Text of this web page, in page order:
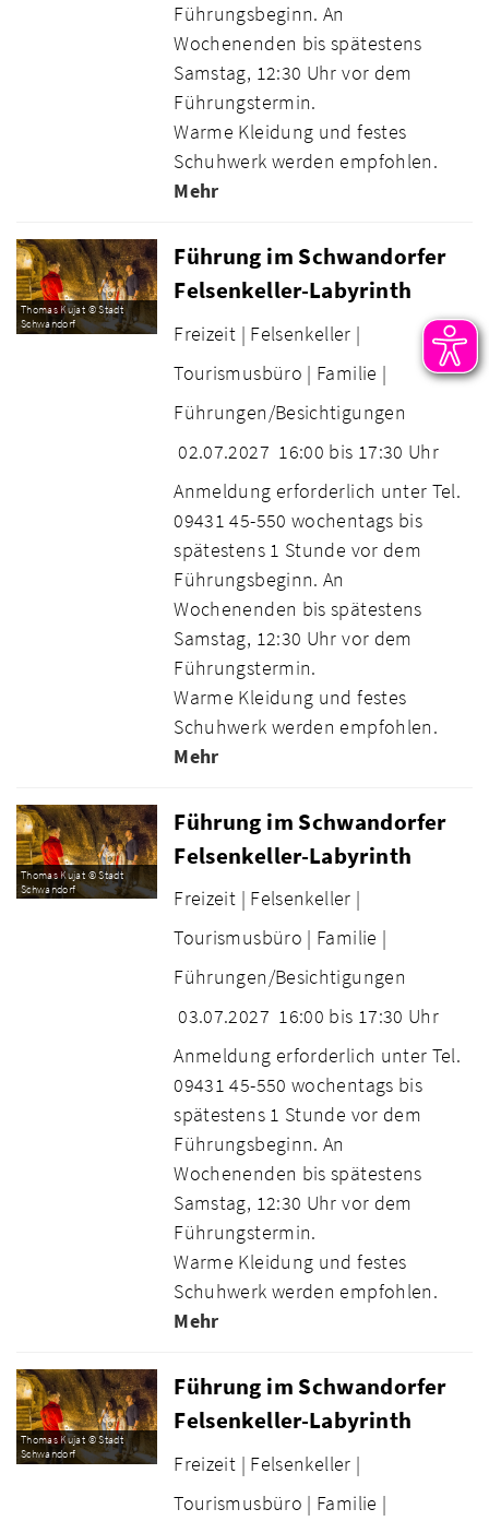
Führungsbeginn. An
Wochenenden bis spätestens
Samstag, 12:30 Uhr vor dem
Führungstermin.
Warme Kleidung und festes
Schuhwerk werden empfohlen.
Mehr
Thomas Kujat © Stadt
Schwandorf
Führung im Schwandorfer
Felsenkeller-Labyrinth
Freizeit | Felsenkeller |
Tourismusbüro | Familie |
Führungen/Besichtigungen
02.07.2027 16:00 bis 17:30 Uhr
Anmeldung erforderlich unter Tel.
09431 45-550 wochentags bis
spätestens 1 Stunde vor dem
Führungsbeginn. An
Wochenenden bis spätestens
Samstag, 12:30 Uhr vor dem
Führungstermin.
Warme Kleidung und festes
Schuhwerk werden empfohlen.
Mehr
Thomas Kujat © Stadt
Schwandorf
Führung im Schwandorfer
Felsenkeller-Labyrinth
Freizeit | Felsenkeller |
Tourismusbüro | Familie |
Führungen/Besichtigungen
03.07.2027 16:00 bis 17:30 Uhr
Anmeldung erforderlich unter Tel.
09431 45-550 wochentags bis
spätestens 1 Stunde vor dem
Führungsbeginn. An
Wochenenden bis spätestens
Samstag, 12:30 Uhr vor dem
Führungstermin.
Warme Kleidung und festes
Schuhwerk werden empfohlen.
Mehr
Thomas Kujat © Stadt
Schwandorf
Führung im Schwandorfer
Felsenkeller-Labyrinth
Freizeit | Felsenkeller |
Tourismusbüro | Familie |